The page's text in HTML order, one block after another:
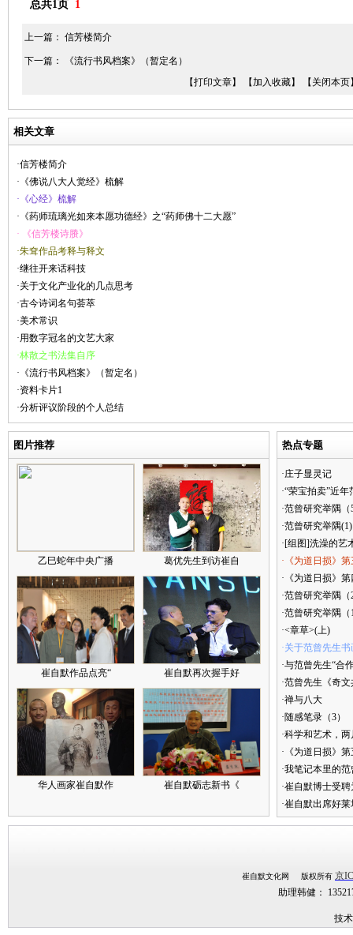
总共1页 1
上一篇： 信芳楼简介
下一篇：
《流行书风档案》（暂定名）
【打印文章】
【加入收藏】 【关闭本页
相关文章
·信芳楼简介
·《佛说八大人觉经》梳解
·《心经》梳解
·《药师琉璃光如来本愿功德经》之“药师佛十二大愿”
· 《信芳楼诗賸》
·朱耷作品考释与释文
·继往开来话科技
·关于文化产业化的几点思考
·古今诗词名句荟萃
·美术常识
·用数字冠名的文艺大家
·林散之书法集自序
·《流行书风档案》（暂定名）
·资料卡片1
·分析评议阶段的个人总结
图片推荐
乙巳蛇年中央广播 葛优先生到访崔自
崔自默作品点亮“ 崔自默再次握手好
华人画家崔自默作 崔自默砺志新书《
热点专题
·庄子显灵记
·“荣宝拍卖”近
·范曾研究举隅（
·范曾研究举隅(1)
·[组图]洗澡的艺
·《为道日损》
·《为道日损》
·范曾研究举隅（
·范曾研究举隅（
·<章草>(上)
·关于范曾先生
·与范曾先生“合
·范曾先生《奇
·禅与八大
·随感笔录（3）
·科学和艺术，
·《为道日损》
·我笔记本里的
·崔自默博士受
·崔自默出席好
崔自默文化网 版权所有 京
助理韩健：
技